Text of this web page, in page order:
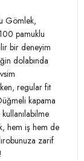
Gömlek,
pamuklu
bir deneyim
dolabında
regular fit
kapama
hem iş hem de
zarif